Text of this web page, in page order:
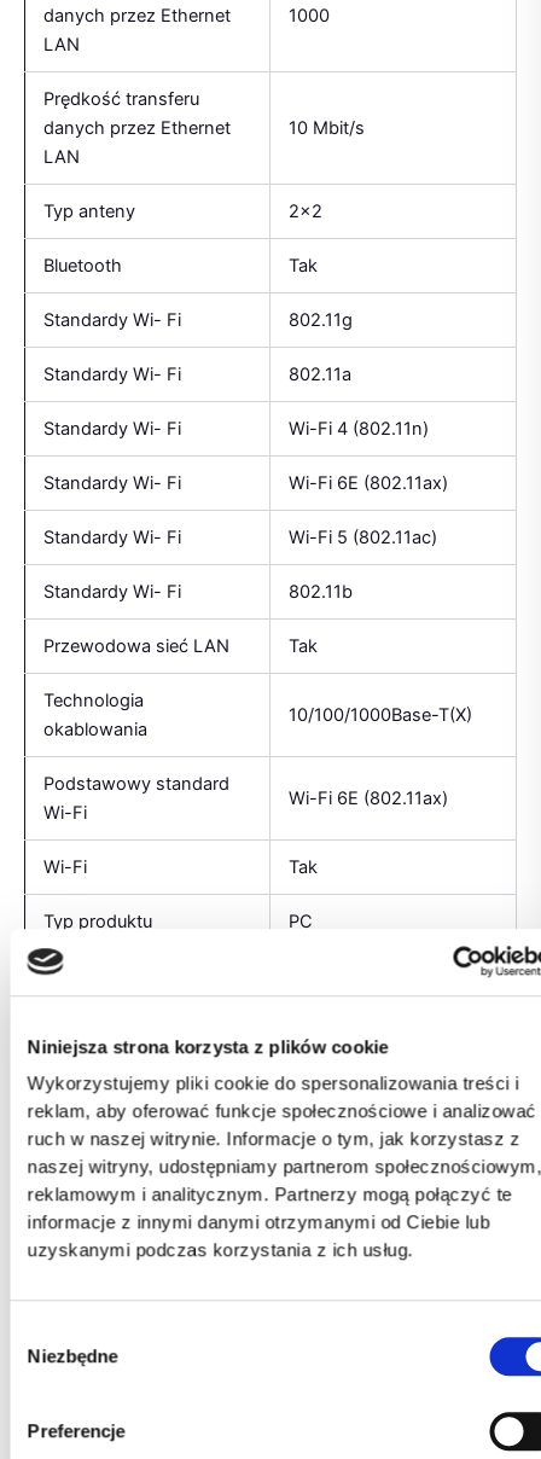
Niniejsza strona korzysta z plików cookie
Wykorzystujemy pliki cookie do spersonalizowania treści i
reklam, aby oferować funkcje społecznościowe i analizować
ruch w naszej witrynie. Informacje o tym, jak korzystasz z
naszej witryny, udostępniamy partnerom społecznościowym,
reklamowym i analitycznym. Partnerzy mogą połączyć te
informacje z innymi danymi otrzymanymi od Ciebie lub
uzyskanymi podczas korzystania z ich usług.
zgody
Niezbędne
Preferencje
danych przez Ethernet
LAN
1000
Prędkość transferu
danych przez Ethernet
LAN
10 Mbit/s
Typ anteny 2×2
Bluetooth Tak
Standardy Wi- Fi 802.11g
Standardy Wi- Fi 802.11a
Standardy Wi- Fi Wi-Fi 4 (802.11n)
Standardy Wi- Fi Wi-Fi 6E (802.11ax)
Standardy Wi- Fi Wi-Fi 5 (802.11ac)
Standardy Wi- Fi 802.11b
Przewodowa sieć LAN Tak
Technologia
okablowania
10/100/1000Base-T(X)
Podstawowy standard
Wi-Fi
Wi-Fi 6E (802.11ax)
Wi-Fi Tak
Typ produktu PC
Pozycjonowanie na
Gaming
Obsługa wirtualnej
rzeczywistości
Powered by CUSTOM ACTINA
Układ płyty głównej AMD X670
Format płyty głównej ATX
Kanały wyjścia audio 7.1 kan.
Układ audio
X670E-PLUS WIFI / AMD